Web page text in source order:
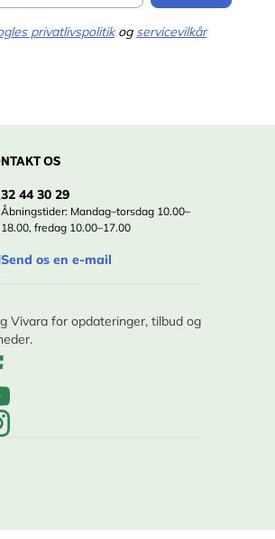
privatlivspolitikog servicevilkår
OS
32 44 30 29
Åbningstider: Mandag–torsdag 10.00–
18.00, fredag 10.00–17.00
Send os en e-mail
Vivara for opdateringer, tilbud og